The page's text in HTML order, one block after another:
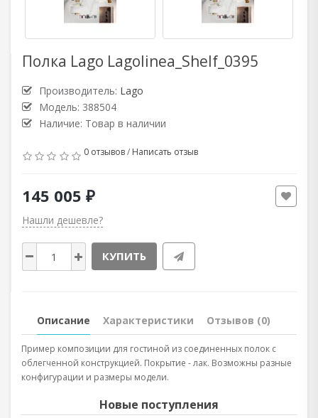
Полка Lago Lagolinea_Shelf_0395
Производитель: Lago
Модель: 388504
Наличие: Товар в наличии
0 отзывов/ Написать отзыв
145 005 ₽
Нашли дешевле?
КУПИТЬ
Описание Характеристики Отзывов (0)
Пример композиции для гостиной из соединенных полок с
облегченной конструкцией. Покрытие - лак. Возможны разные
конфигурации и размеры модели.
Новые поступления